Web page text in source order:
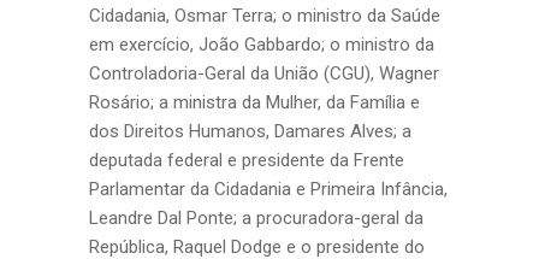
Cidadania, Osmar Terra; o ministro da Saúde
em exercício, João Gabbardo; o ministro da
Controladoria-Geral da União (CGU), Wagner
Rosário; a ministra da Mulher, da Família e
dos Direitos Humanos, Damares Alves; a
deputada federal e presidente da Frente
Parlamentar da Cidadania e Primeira Infância,
Leandre Dal Ponte; a procuradora-geral da
República, Raquel Dodge e o presidente do